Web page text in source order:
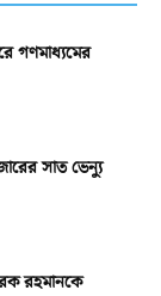
গণমাধ্যমের
সাত ভেন্যু
রহমানকে